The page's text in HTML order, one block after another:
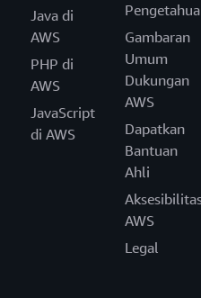
Java di
AWS
PHP di
AWS
JavaScript
di AWS
Gambaran
Umum
Dukungan
AWS
Dapatkan
Bantuan
Ahli
AWS
Legal